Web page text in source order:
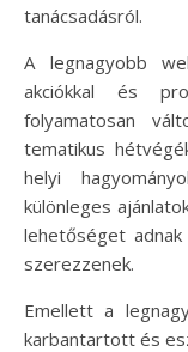
tanácsadásról.
A legnagyobb
akciókkal és
folyamatosan
tematikus
helyi
különleges
lehetőséget
szerezzenek.
Emellett a
karbantartott és